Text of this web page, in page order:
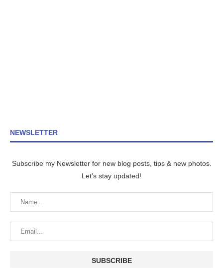
NEWSLETTER
Subscribe my Newsletter for new blog posts, tips & new photos.
Let's stay updated!